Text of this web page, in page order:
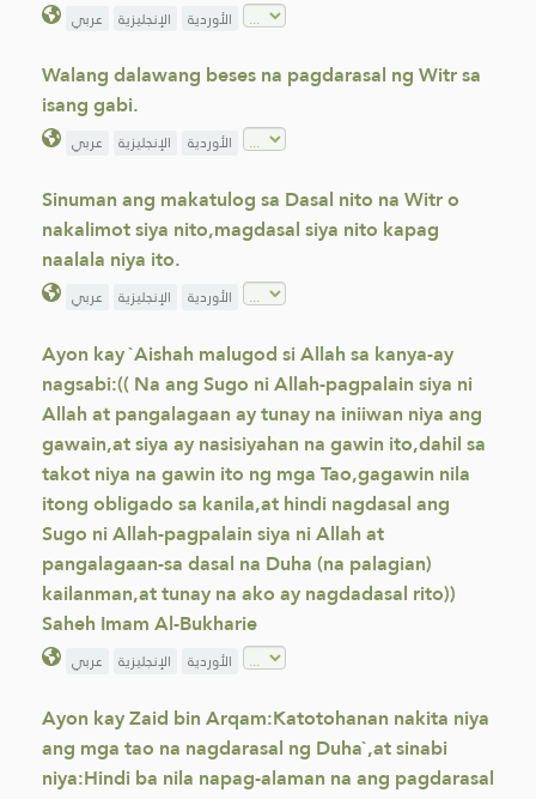
عربي الإنجليزية الأوردية
Walang dalawang beses na pagdarasal ng Witr sa
isang gabi.
عربي الإنجليزية الأوردية
Sinuman ang makatulog sa Dasal nito na Witr o
nakalimot siya nito,magdasal siya nito kapag
naalala niya ito.
عربي الإنجليزية الأوردية
Ayon kay `Aishah malugod si Allah sa kanya-ay
nagsabi:(( Na ang Sugo ni Allah-pagpalain siya ni
Allah at pangalagaan ay tunay na iniiwan niya ang
gawain,at siya ay nasisiyahan na gawin ito,dahil sa
takot niya na gawin ito ng mga Tao,gagawin nila
itong obligado sa kanila,at hindi nagdasal ang
Sugo ni Allah-pagpalain siya ni Allah at
pangalagaan-sa dasal na Duha (na palagian)
kailanman,at tunay na ako ay nagdadasal rito))
Saheh Imam Al-Bukharie
عربي الإنجليزية الأوردية
Ayon kay Zaid bin Arqam:Katotohanan nakita niya
ang mga tao na nagdarasal ng Duha`,at sinabi
niya:Hindi ba nila napag-alaman na ang pagdarasal